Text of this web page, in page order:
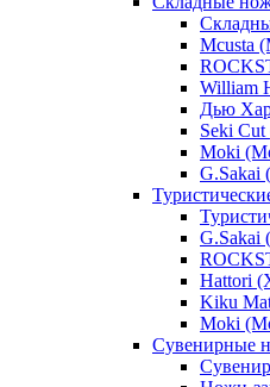
Mcusta
William
Дью
Seki
Moki
G.Sakai
G.Sakai
Hattori
Kiku
Moki
Сувенирные